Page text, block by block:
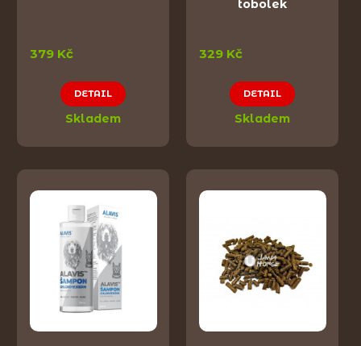
379 Kč
DETAIL
Skladem
tobolek
329 Kč
DETAIL
Skladem